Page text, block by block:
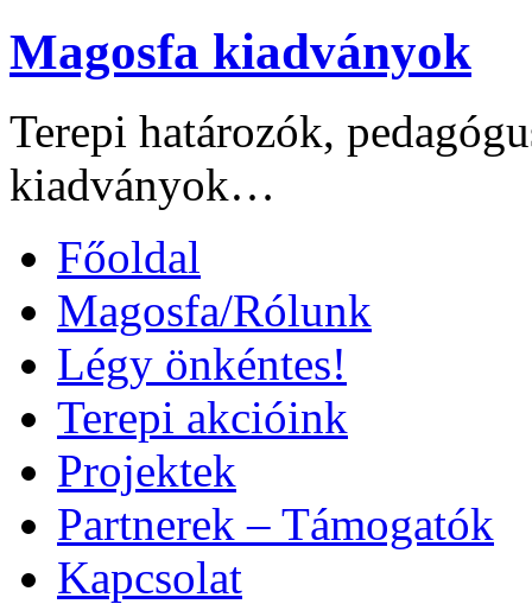
Magosfa kiadványok
Terepi határozók,
kiadványok…
Főoldal
Magosfa/Rólunk
Légy önkéntes!
Terepi akcióink
Projektek
Partnerek – Támogatók
Kapcsolat